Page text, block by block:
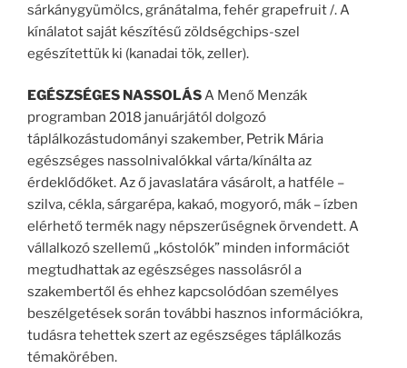
sárkánygyümölcs, gránátalma, fehér grapefruit /. A
kínálatot saját készítésű zöldségchips-szel
egészítettük ki (kanadai tök, zeller).
EGÉSZSÉGES NASSOLÁSA Menő Menzák
programban 2018 januárjától dolgozó
táplálkozástudományi szakember, Petrik Mária
egészséges nassolnivalókkal várta/kínálta az
érdeklődőket. Az ő javaslatára vásárolt, a hatféle –
szilva, cékla, sárgarépa, kakaó, mogyoró, mák – ízben
elérhető termék nagy népszerűségnek örvendett. A
vállalkozó szellemű „kóstolók” minden információt
megtudhattak az egészséges nassolásról a
szakembertől és ehhez kapcsolódóan személyes
beszélgetések során további hasznos információkra,
tudásra tehettek szert az egészséges táplálkozás
témakörében.